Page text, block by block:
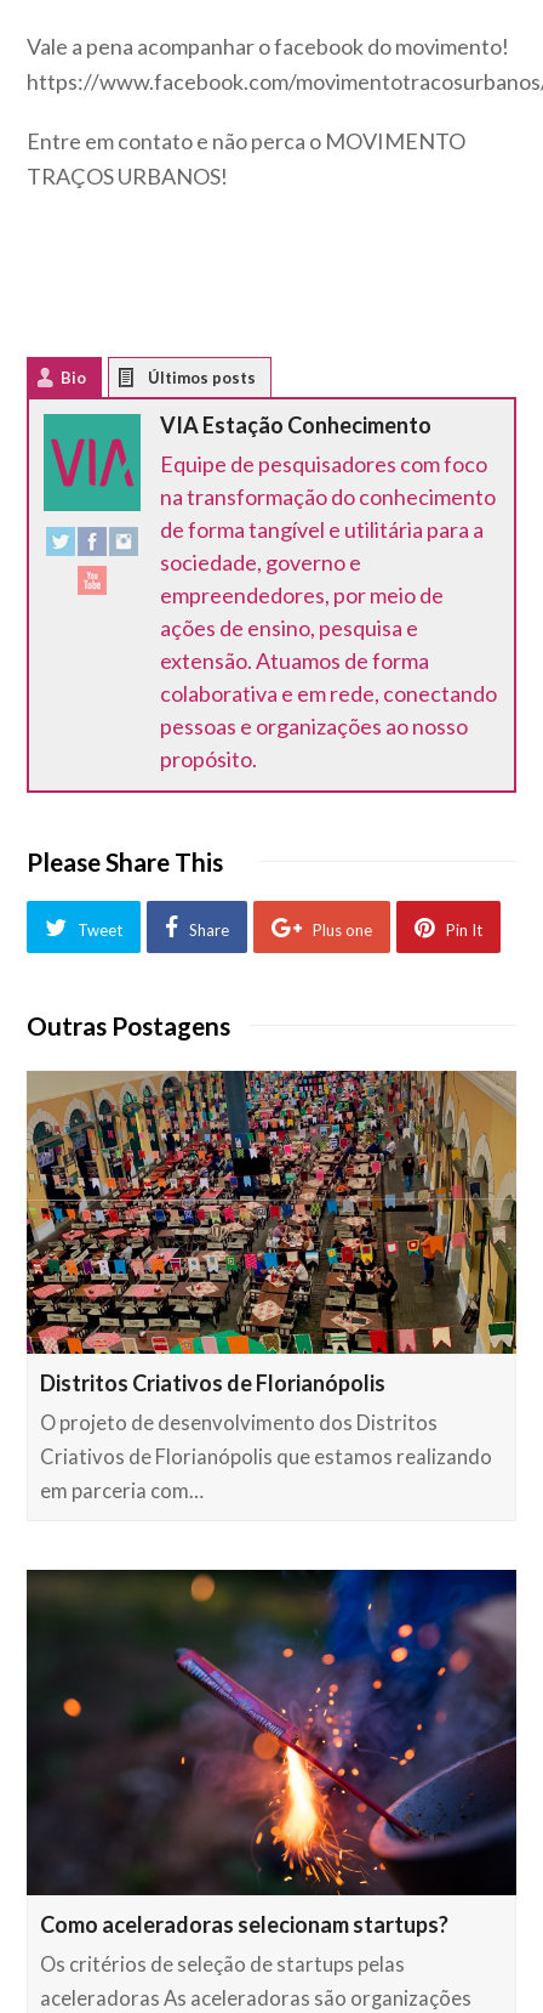
Vale a pena acompanhar o facebook do movimento!
https://www.facebook.com/
Entre em contato e não perca o MOVIMENTO
TRAÇOS URBANOS!
Bio
VIA Estação Conhecimento
Equipe de pesquisadores com foco
na transformação do conhecimento
de forma tangível e utilitária para a
sociedade, governo e
empreendedores, por meio de
ações de ensino, pesquisa e
extensão. Atuamos de forma
colaborativa e em rede, conectando
pessoas e organizações ao nosso
propósito.
Please Share This
Tweet Share Plus one Pin It
Outras Postagens
Distritos Criativos de Florianópolis
O projeto de desenvolvimento dos Distritos
Criativos de Florianópolis que estamos realizando
em parceria com…
Como aceleradoras selecionam startups?
Os critérios de seleção de startups pelas
aceleradoras As aceleradoras são organizações